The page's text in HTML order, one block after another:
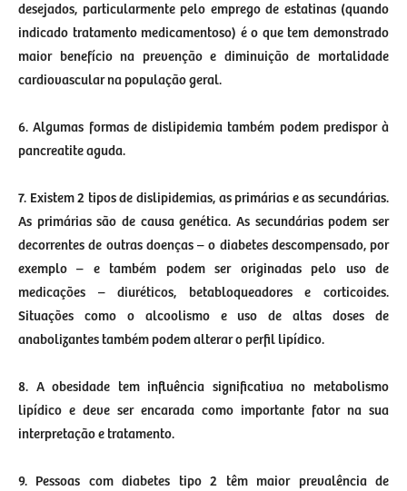
desejados, particularmente pelo emprego de estatinas (quando
indicado tratamento medicamentoso) é o que tem demonstrado
maior benefício na prevenção e diminuição de mortalidade
cardiovascular na população geral.
6. Algumas formas de dislipidemia também podem predispor à
pancreatite aguda.
7. Existem 2 tipos de dislipidemias, as primárias e as secundárias.
As primárias são de causa genética. As secundárias podem ser
decorrentes de outras doenças – o diabetes descompensado, por
exemplo – e também podem ser originadas pelo uso de
medicações – diuréticos, betabloqueadores e corticoides.
Situações como o alcoolismo e uso de altas doses de
anabolizantes também podem alterar o perfil lipídico.
8. A obesidade tem influência significativa no metabolismo
lipídico e deve ser encarada como importante fator na sua
interpretação e tratamento.
9. Pessoas com diabetes tipo 2 têm maior prevalência de